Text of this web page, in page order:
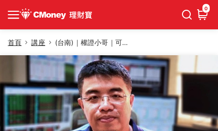
0
首頁 講座 (台南)｜權證小哥｜可轉債主力手法分析班